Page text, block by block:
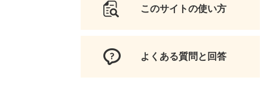
このサイトの使い方
よくある質問と回答